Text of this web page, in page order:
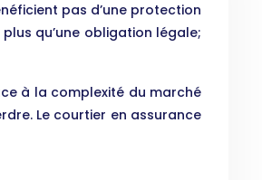
pas d’une protection
qu’une obligation légale;
à la complexité du marché
Le courtier en assurance